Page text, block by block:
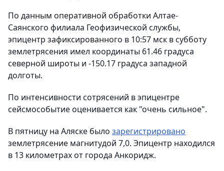
По данным оперативной обработки Алтае-
Саянского филиала Геофизической службы,
эпицентр зафиксированного в 10:57 мск в субботу
землетрясения имел координаты 61.46 градуса
северной широты и -150.17 градуса западной
долготы.
По интенсивности сотрясений в эпицентре
сейсмособытие оценивается как "очень сильное".
В пятницу на Аляске было зарегистрировано
землетрясение магнитудой 7,0. Эпицентр находился
в 13 километрах от города Анкоридж.